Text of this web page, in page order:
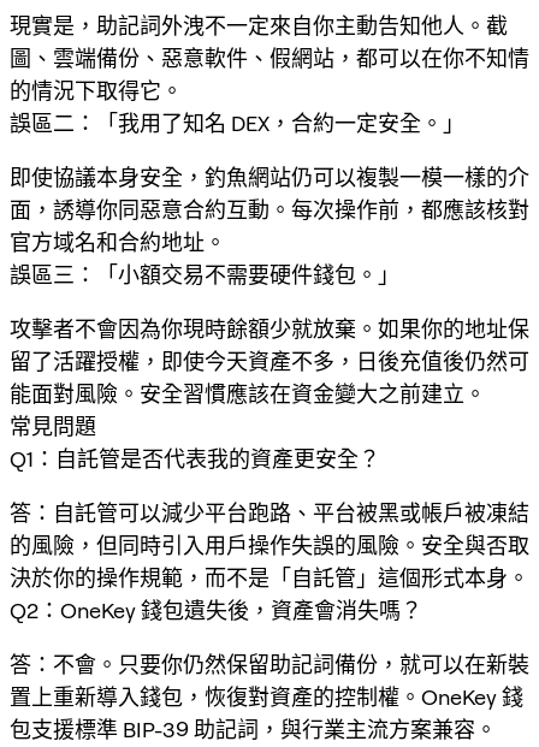
現實是，助記詞外洩不一定來自你主動告知他人。截
圖、雲端備份、惡意軟件、假網站，都可以在你不知情
的情況下取得它。
誤區二：「我用了知名 DEX，合約一定安全。」
即使協議本身安全，釣魚網站仍可以複製一模一樣的介
面，誘導你同惡意合約互動。每次操作前，都應該核對
官方域名和合約地址。
誤區三：「小額交易不需要硬件錢包。」
攻擊者不會因為你現時餘額少就放棄。如果你的地址保
留了活躍授權，即使今天資產不多，日後充值後仍然可
能面對風險。安全習慣應該在資金變大之前建立。
常見問題
Q1：自託管是否代表我的資產更安全？
答：自託管可以減少平台跑路、平台被黑或帳戶被凍結
的風險，但同時引入用戶操作失誤的風險。安全與否取
決於你的操作規範，而不是「自託管」這個形式本身。
Q2：OneKey 錢包遺失後，資產會消失嗎？
答：不會。只要你仍然保留助記詞備份，就可以在新裝
置上重新導入錢包，恢復對資產的控制權。OneKey 錢
包支援標準 BIP-39 助記詞，與行業主流方案兼容。